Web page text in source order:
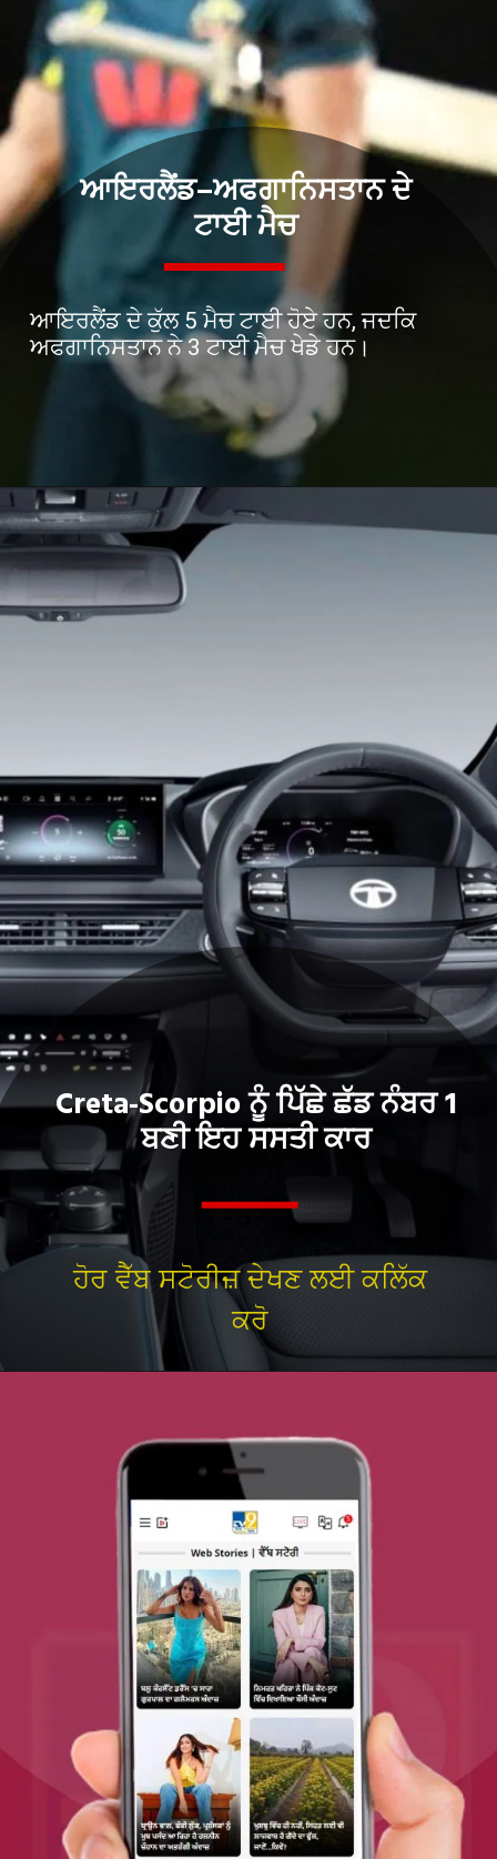
ਆਇਰਲੈਂਡ–ਅਫਗਾਨਿਸਤਾਨ ਦੇ
ਟਾਈ ਮੈਚ
ਆਇਰਲੈਂਡ ਦੇ ਕੁੱਲ 5 ਮੈਚ ਟਾਈ ਹੋਏ ਹਨ, ਜਦਕਿ
ਅਫਗਾਨਿਸਤਾਨ ਨੇ 3 ਟਾਈ ਮੈਚ ਖੇਡੇ ਹਨ।
ਹੋਰ ਵੈੱਬ ਸਟੋਰੀਜ਼ ਦੇਖਣ ਲਈ ਕਲਿੱਕ
ਕਰੋ
Creta-Scorpio ਨੂੰ ਪਿੱਛੇ ਛੱਡ ਨੰਬਰ 1
ਬਣੀ ਇਹ ਸਸਤੀ ਕਾਰ